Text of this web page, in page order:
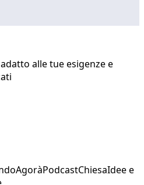
alle tue esigenze e
AgoràPodcastChiesaIdee e